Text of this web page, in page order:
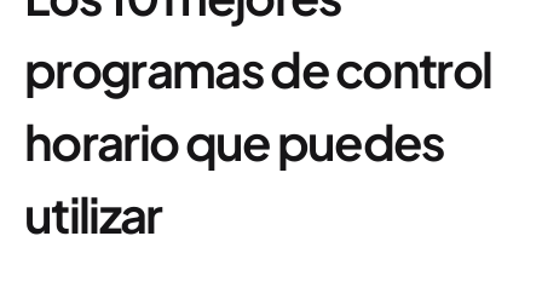
programas de control
horario que puedes
utilizar